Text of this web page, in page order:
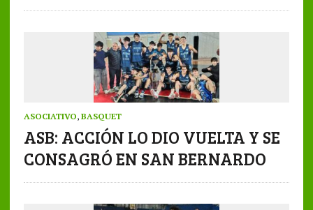
ASOCIATIVO, BASQUET
ASB: ACCIÓN LO DIO VUELTA Y SE
CONSAGRÓ EN SAN BERNARDO